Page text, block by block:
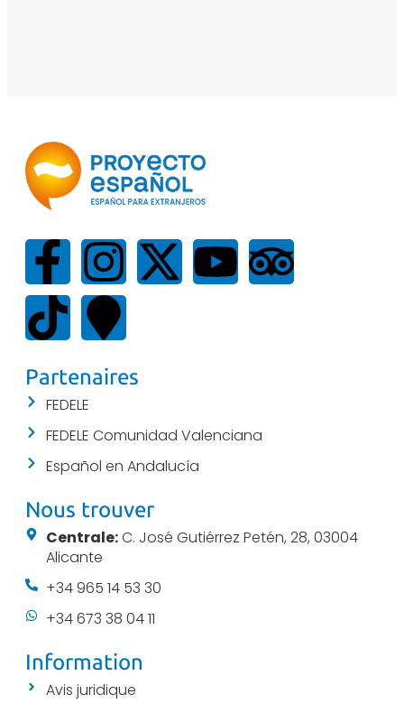
Partenaires
FEDELE
FEDELE Comunidad Valenciana
Español en Andalucía
Nous trouver
Centrale:C. José Gutiérrez Petén, 28, 03004
Alicante
+34 965 14 53 30
+34 673 38 04 11
Information
Avis juridique